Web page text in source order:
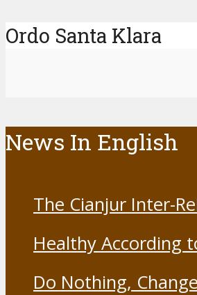
Ordo Santa Klara
News In English
The Cianjur Inter-
19 Vaccine
Healthy According
Do Nothing,